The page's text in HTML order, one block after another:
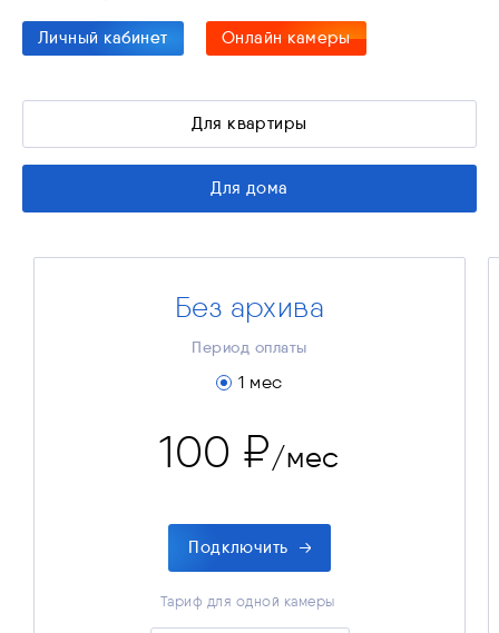
Личный кабинет Онлайн камеры
Для квартиры
Для дома
Без архива
Период оплаты
1 мес
100 ₽/мес
Подключить
Тариф для одной камеры
Видеонаблюдение «Без архива»
Тариф для одной камеры